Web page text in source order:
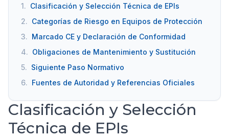
1. Clasificación y Selección Técnica de EPIs
2. Categorías de Riesgo en Equipos de Protección
3. Marcado CE y Declaración de Conformidad
4. Obligaciones de Mantenimiento y Sustitución
5. Siguiente Paso Normativo
6. Fuentes de Autoridad y Referencias Oficiales
Clasificación y Selección
Técnica de EPIs